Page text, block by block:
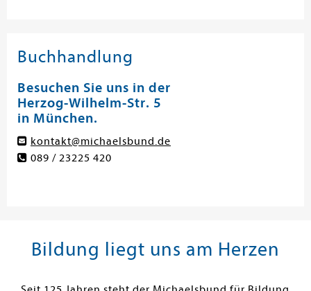
Buchhandlung
Besuchen Sie uns in der
Herzog-Wilhelm-Str. 5
in München.
kontakt@michaelsbund.de
089 / 23225 420
Bildung liegt uns am Herzen